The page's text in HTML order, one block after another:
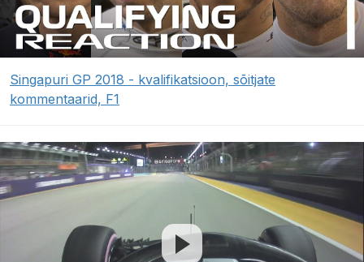
Singapuri GP 2018 - kvalifikatsioon, sõitjate
kommentaarid, F1